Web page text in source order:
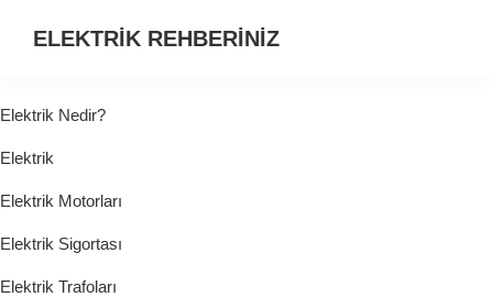
ELEKTRİK REHBERİNİZ
HER
ŞEY...
Elektrik Nedir?
Elektrik
Elektrik Motorları
Elektrik Sigortası
Elektrik Trafoları